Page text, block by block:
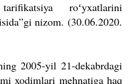
roʻyxatlarini
nizom. (30.06.2020.
2005-yil 21-dekabrdagi
xodimlari mehnatiga haq